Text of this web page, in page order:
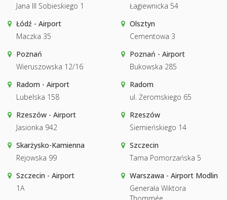
Jana III Sobieskiego 1
Łagiewnicka 54
Łódź - Airport
Maczka 35
Olsztyn
Cementowa 3
Poznań
Wieruszowska 12/16
Poznań - Airport
Bukowska 285
Radom - Airport
Lubelska 158
Radom
ul. Żeromskiego 65
Rzeszów - Airport
Jasionka 942
Rzeszów
Siemieńskiego 14
Skarżysko-Kamienna
Rejowska 99
Szczecin
Tama Pomorzańska 5
Szczecin - Airport
1A
Warszawa - Airport Modlin
Generała Wiktora
Thommée